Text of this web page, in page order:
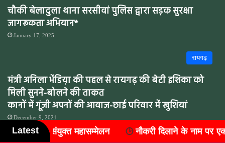
चौकी बेलादुला थाना सरसीवां पुलिस द्वारा सड़क सुरक्षा
जागरूकता अभियान*
January 17, 2025
रायगढ़
मंत्री अनिला भेंडिय़ा की पहल से रायगढ़ की बेटी इशिका को
मिली सुनने-बोलने की ताकत
कानों में गूंजी अपनों की आवाज-छाई परिवार में खुशियां
December 9, 2021
Latestनौकरी दिलाने के नाम पर एक लाख की ठगी, एक साल से फरार